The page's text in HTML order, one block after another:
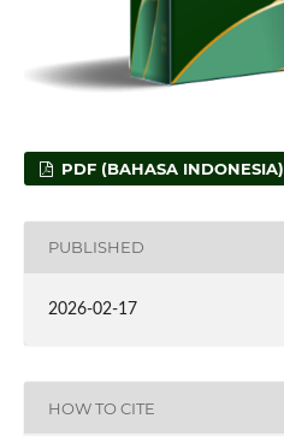
PDF (BAHASA INDONESIA)
PUBLISHED
2026-02-17
HOW TO CITE